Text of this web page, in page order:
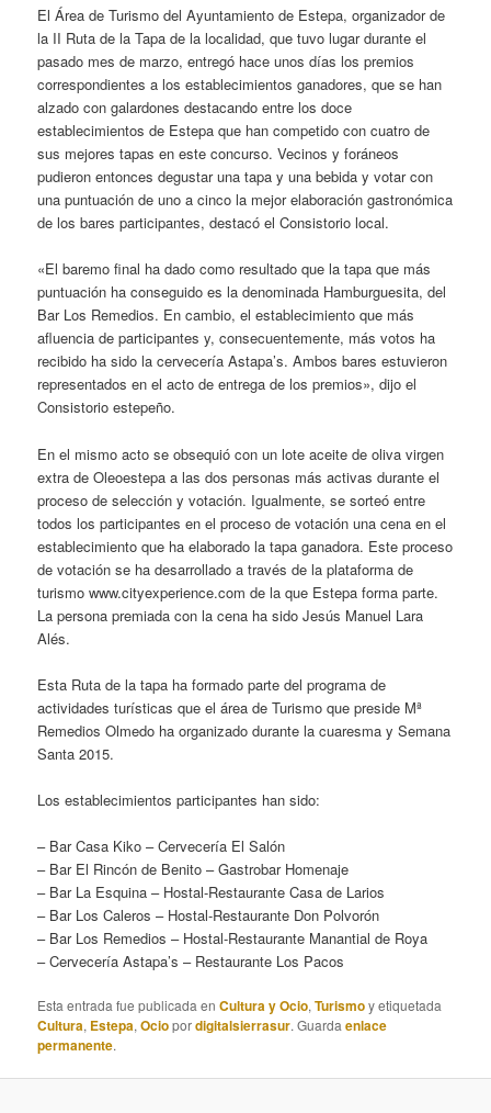
El Área de Turismo del Ayuntamiento de Estepa, organizador de
la II Ruta de la Tapa de la localidad, que tuvo lugar durante el
pasado mes de marzo, entregó hace unos días los premios
correspondientes a los establecimientos ganadores, que se han
alzado con galardones destacando entre los doce
establecimientos de Estepa que han competido con cuatro de
sus mejores tapas en este concurso. Vecinos y foráneos
pudieron entonces degustar una tapa y una bebida y votar con
una puntuación de uno a cinco la mejor elaboración gastronómica
de los bares participantes, destacó el Consistorio local.
«El baremo final ha dado como resultado que la tapa que más
puntuación ha conseguido es la denominada Hamburguesita, del
Bar Los Remedios. En cambio, el establecimiento que más
afluencia de participantes y, consecuentemente, más votos ha
recibido ha sido la cervecería Astapa’s. Ambos bares estuvieron
representados en el acto de entrega de los premios», dijo el
Consistorio estepeño.
En el mismo acto se obsequió con un lote aceite de oliva virgen
extra de Oleoestepa a las dos personas más activas durante el
proceso de selección y votación. Igualmente, se sorteó entre
todos los participantes en el proceso de votación una cena en el
establecimiento que ha elaborado la tapa ganadora. Este proceso
de votación se ha desarrollado a través de la plataforma de
turismo www.cityexperience.com de la que Estepa forma parte.
La persona premiada con la cena ha sido Jesús Manuel Lara
Alés.
Esta Ruta de la tapa ha formado parte del programa de
actividades turísticas que el área de Turismo que preside Mª
Remedios Olmedo ha organizado durante la cuaresma y Semana
Santa 2015.
Los establecimientos participantes han sido:
– Bar Casa Kiko – Cervecería El Salón
– Bar El Rincón de Benito – Gastrobar Homenaje
– Bar La Esquina – Hostal-Restaurante Casa de Larios
– Bar Los Caleros – Hostal-Restaurante Don Polvorón
– Bar Los Remedios – Hostal-Restaurante Manantial de Roya
– Cervecería Astapa’s – Restaurante Los Pacos
Esta entrada fue publicada enCultura y Ocio,Turismoy etiquetada
Cultura, Estepa,Ociopordigitalsierrasur. Guardaenlace
permanente.